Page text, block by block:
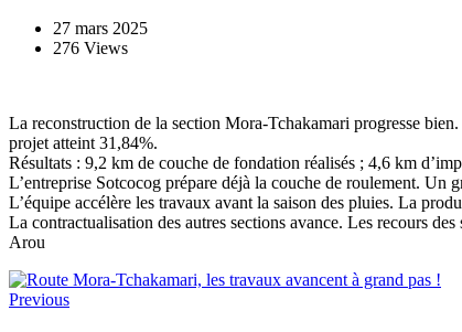
27 mars 2025
276 Views
La reconstruction de la section Mora-Tchakamari progresse
projet atteint 31,84%.
Résultats : 9,2 km de couche de fondation réalisés ; 4,6 km
L’entreprise Sotcocog prépare déjà la couche de roulement. Un
L’équipe accélère les travaux avant la saison des pluies. La
La contractualisation des autres sections avance. Les recours
Arou
Previous